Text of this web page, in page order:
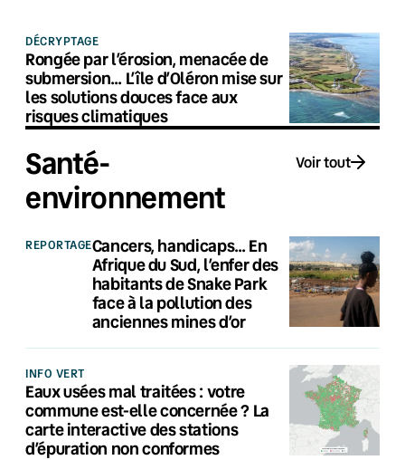
DÉCRYPTAGE
Rongée par l’érosion, menacée de
submersion… L’île d’Oléron mise sur
les solutions douces face aux
risques climatiques
Santé-
environnement
Voir tout
REPORTAGECancers, handicaps… En
Afrique du Sud, l’enfer des
habitants de Snake Park
face à la pollution des
anciennes mines d’or
INFO VERT
Eaux usées mal traitées : votre
commune est-elle concernée ? La
carte interactive des stations
d’épuration non conformes